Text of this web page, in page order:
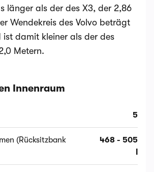
länger als der des X3, der 2,86
Wendekreis des Volvo beträgt
ist damit kleiner als der des
Metern.
Innenraum
5
(Rücksitzbank
468 - 505